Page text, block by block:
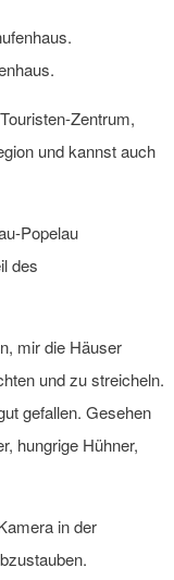
Zentrum,
und kannst auch
des
mir die Häuser
und zu streicheln.
gefallen. Gesehen
hungrige Hühner,